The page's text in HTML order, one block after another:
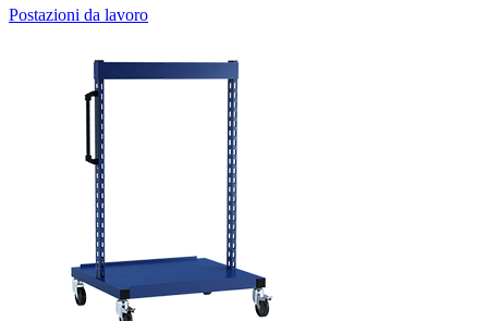
Postazioni da lavoro